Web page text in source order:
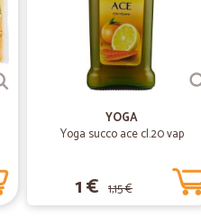
Brt per cui credo che durante il
ottimo.
YOGA
Yoga succo ace cl.20 vap
1 € 1,15 €